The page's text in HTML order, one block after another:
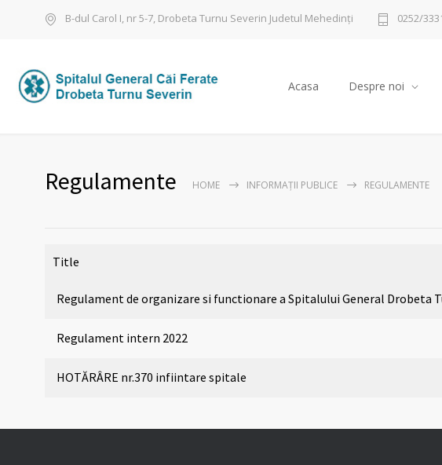
B-dul Carol I, nr 5-7, Drobeta Turnu Severin Judetul Mehedinți 0252/
Acasa Despre noi
Regulamente HOME INFORMAȚII PUBLICE REGULAMENTE
Title
Regulament de organizare si functionare a Spitalului General Drobeta
Regulament intern 2022
HOTĂRÂRE nr.370 infiintare spitale